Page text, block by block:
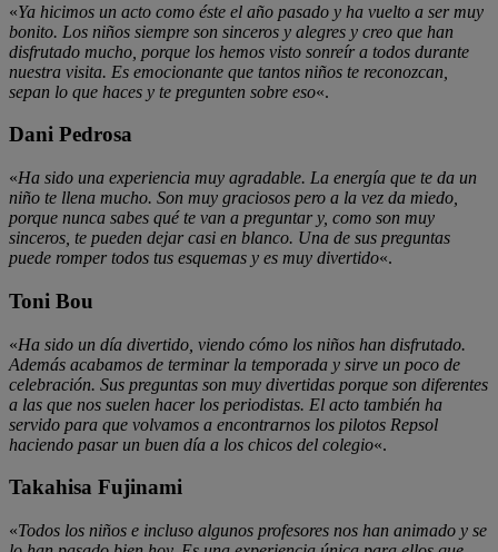
«Ya hicimos un acto como éste el año pasado y ha vuelto a ser muy
bonito. Los niños siempre son sinceros y alegres y creo que han
disfrutado mucho, porque los hemos visto sonreír a todos durante
nuestra visita. Es emocionante que tantos niños te reconozcan,
sepan lo que haces y te pregunten sobre eso«.
Dani Pedrosa
«Ha sido una experiencia muy agradable. La energía que te da un
niño te llena mucho. Son muy graciosos pero a la vez da miedo,
porque nunca sabes qué te van a preguntar y, como son muy
sinceros, te pueden dejar casi en blanco. Una de sus preguntas
puede romper todos tus esquemas y es muy divertido«.
Toni Bou
«Ha sido un día divertido, viendo cómo los niños han disfrutado.
Además acabamos de terminar la temporada y sirve un poco de
celebración. Sus preguntas son muy divertidas porque son diferentes
a las que nos suelen hacer los periodistas. El acto también ha
servido para que volvamos a encontrarnos los pilotos Repsol
haciendo pasar un buen día a los chicos del colegio«.
Takahisa Fujinami
«Todos los niños e incluso algunos profesores nos han animado y se